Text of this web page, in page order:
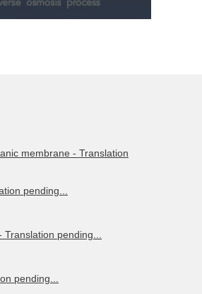
membrane - Translation
pending...
Translation pending...
pending...